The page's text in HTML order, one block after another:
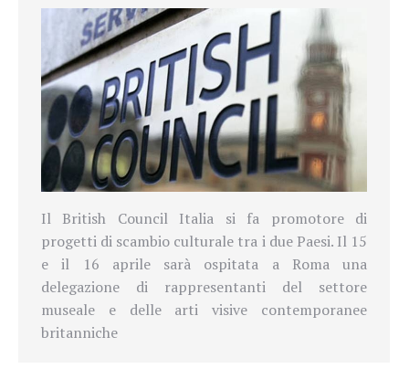
Il British Council Italia si fa promotore di
progetti di scambio culturale tra i due Paesi. Il 15
e il 16 aprile sarà ospitata a Roma una
delegazione di rappresentanti del settore
museale e delle arti visive contemporanee
britanniche